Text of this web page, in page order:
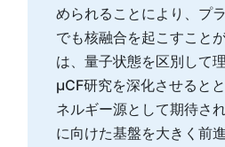
められることにより、プ
でも核融合を起こすこと
は、量子状態を区別して
µCF研究を深化させると
ネルギー源として期待さ
に向けた基盤を大きく前